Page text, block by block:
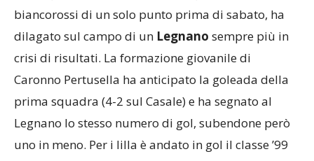
Anche perché laCaronnese, che precedeva i
biancorossi di un solo punto prima di sabato, ha
dilagato sul campo di unLegnanosempre più in
crisi di risultati. La formazione giovanile di
Caronno Pertusella ha anticipato la goleada della
prima squadra (4-2 sul Casale) e ha segnato al
Legnano lo stesso numero di gol, subendone però